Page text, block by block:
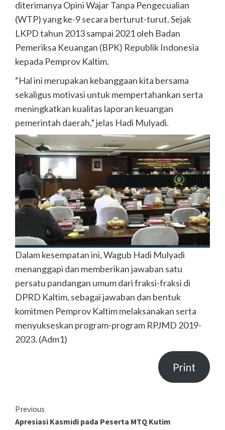
diterimanya Opini Wajar Tanpa Pengecualian
(WTP) yang ke-9 secara berturut-turut. Sejak
LKPD tahun 2013 sampai 2021 oleh Badan
Pemeriksa Keuangan (BPK) Republik Indonesia
kepada Pemprov Kaltim.
“Hal ini merupakan kebanggaan kita bersama
sekaligus motivasi untuk mempertahankan serta
meningkatkan kualitas laporan keuangan
pemerintah daerah,” jelas Hadi Mulyadi.
Dalam kesempatan ini, Wagub Hadi Mulyadi
menanggapi dan memberikan jawaban satu
persatu pandangan umum dari fraksi-fraksi di
DPRD Kaltim, sebagai jawaban dan bentuk
komitmen Pemprov Kaltim melaksanakan serta
menyukseskan program-program RPJMD 2019-
2023. (Adm1)
Print
Continue
Previous
Apresiasi Kasmidi pada Peserta MTQ Kutim